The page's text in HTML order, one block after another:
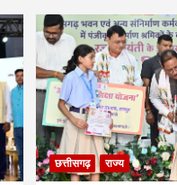
छत्तीसगढ़ राज्य